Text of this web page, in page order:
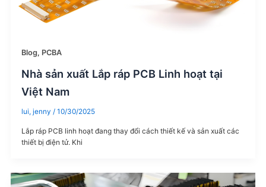
Blog, PCBA
Nhà sản xuất Lắp ráp PCB Linh hoạt tại
Việt Nam
lui, jenny / 10/30/2025
Lắp ráp PCB linh hoạt đang thay đổi cách thiết kế và sản xuất các
thiết bị điện tử. Khi